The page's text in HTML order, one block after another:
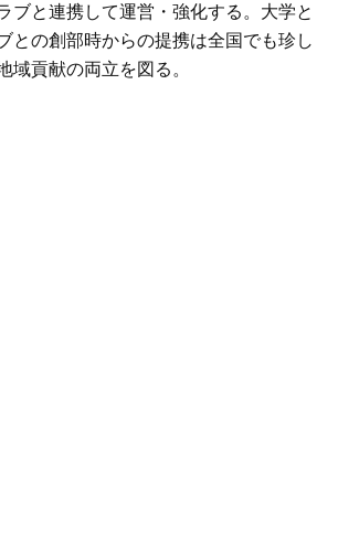
ブと連携して運営・強化する。大学と
との創部時からの提携は全国でも珍し
域貢献の両立を図る。